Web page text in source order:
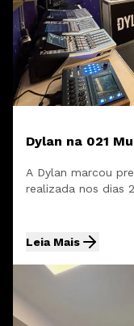
Dylan na 021
A Dylan marcou
realizada nos dias
Leia Mais